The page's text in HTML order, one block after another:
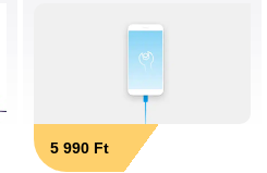
5 990 Ft